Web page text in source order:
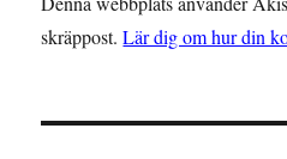
skräppost.Lär dig om hur din